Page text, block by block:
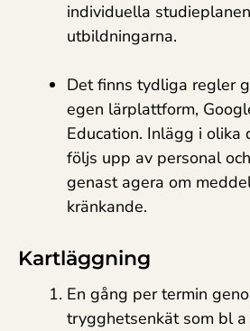
individuella
utbildningarna.
Det finns tydliga regler
egen lärplattform,
Education. Inlägg i olika
följs upp av personal
genast agera om
kränkande.
Kartläggning
En gång per termin
trygghetsenkät som bl